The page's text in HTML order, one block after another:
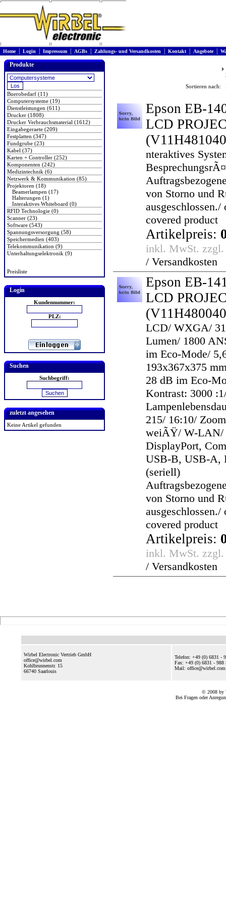
Home| Login Impressum AGBs Zahlungs- und Versandkosten Kontakt| Angebote|
Produkte
Buerobedarf (11)
Computersysteme (19)
Dienstleistungen (611)
Drucker (1808)
Drucker Verbrauchsmaterial (1612)
Eingabegeraete (209)
Festplatten (347)
Fundgrube (23)
Kabel (37)
Karten + Controller (252)
Komponenten (242)
Medizintechnik (6)
Netzwerk & Kommunikation (85)
Projektoren (18)
Beamerlampen (17)
Halterungen (1)
Interaktives Whiteboard (0)
RFID Technologie (0)
Scanner (23)
Software (543)
Spannungsversorgung (58)
Speichermedien (403)
Telekommunikation (9)
Unterhaltungselektronik (9)
Preisliste
Login
Kundennummer:
PLZ:
Suchen
Suchbegriff:
zuletzt angesehen
Keine Artikel gefunden
Sortieren nach:
Epson EB-
LCD
nteraktives
von Storno und
ausgeschlossen./
covered product
Artikelpreis:
inkl. MwSt.
/ Versandkosten
Epson EB-
LCD
LCD/ WXGA/
Lumen/ 1800
im Eco-Mode/
193x367x375
28 dB im Eco-
Kontrast: 3000
215/ 16:10/
weiÃŸ/ W-LAN/
DisplayPort,
USB-B, USB-A,
(seriell)
von Storno und
ausgeschlossen./
covered product
Artikelpreis:
inkl. MwSt.
/ Versandkosten
Wirbel Electronic Vertrieb GmbH
office@wirbel.com
Kohlbrunnenstr. 15
66740 Saarlouis
Telefon: +49 (0) 6831 -
Fax: +49 (0) 6831 - 988
Mail:
© 2008 by
Bei Fragen oder